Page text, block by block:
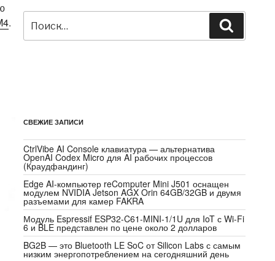
.
Искать:
СВЕЖИЕ ЗАПИСИ
CtrlVibe AI Console клавиатура — альтернатива
OpenAI Codex Micro для AI рабочих процессов
(Краудфандинг)
Edge AI-компьютер reComputer Mini J501 оснащен
модулем NVIDIA Jetson AGX Orin 64GB/32GB и двумя
разъемами для камер FAKRA
Модуль Espressif ESP32-C61-MINI-1/1U для IoT с Wi-Fi
6 и BLE представлен по цене около 2 долларов
BG2B — это Bluetooth LE SoC от Silicon Labs с самым
низким энергопотреблением на сегодняшний день